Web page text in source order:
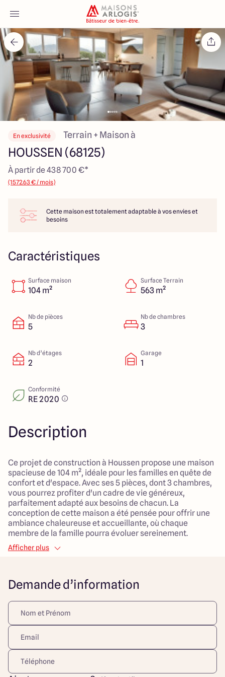
Accueil
Nos maisons
Nos annonces
Votre projet
Qui sommes-nous
Maisons ARLOGIS Alsace
Sélestat
Strasbourg
En exclusivité Terrain + Maison à
HOUSSEN (68125)
À partir de 438 700 €*
(1572.63 € / mois)
Cette maison est totalement adaptable à vos envies et
besoins
Caractéristiques
Surface maison
104 m²
Surface Terrain
563 m²
Nb de pièces
5
Nb de chambres
3
Nb d’étages
2
Garage
1
Conformité
RE 2020
Description
Ce projet de construction à Houssen propose une maison
spacieuse de 104 m², idéale pour les familles en quête de
confort et d'espace. Avec ses 5 pièces, dont 3 chambres,
vous pourrez profiter d'un cadre de vie généreux,
parfaitement adapté aux besoins de chacun. La
conception de cette maison a été pensée pour offrir une
ambiance chaleureuse et accueillante, où chaque
membre de la famille pourra évoluer sereinement.
Le terrain, d'une superficie de 563 m², est positionné dans
en étant proche des commodités essentielles. Les
nature est à portée de main, tout en bénéficiant de la
sécurité d'un quartier tranquille.
Ce projet vous permet de construire la maison selon le
modèle défini, vous offrant ainsi l'opportunité de
personnaliser votre futur cocon familial. Le prix total pour
l'ensemble, comprenant le terrain et la construction de la
maison, est de 418 700 €. Ce lieu de vie représente une
Afficher plus
Demande d’information